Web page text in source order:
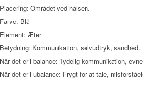
Placering: Området ved halsen.
Farve: Blå
Element: Æter
Betydning: Kommunikation, selvudtryk, sandhed.
Når det er i balance: Tydelig kommunikation,
Når det er i ubalance: Frygt for at tale,